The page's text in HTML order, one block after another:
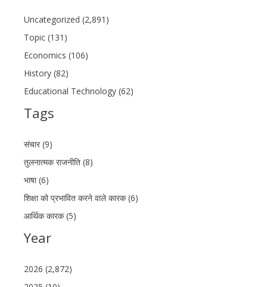
Uncategorized (2,891)
Topic (131)
Economics (106)
History (82)
Educational Technology (62)
Tags
संचार (9)
तुलनात्मक राजनीति (8)
भाषा (6)
शिक्षा को प्रभावित करने वाले कारक (6)
आर्थिक कारक (5)
Year
2026 (2,872)